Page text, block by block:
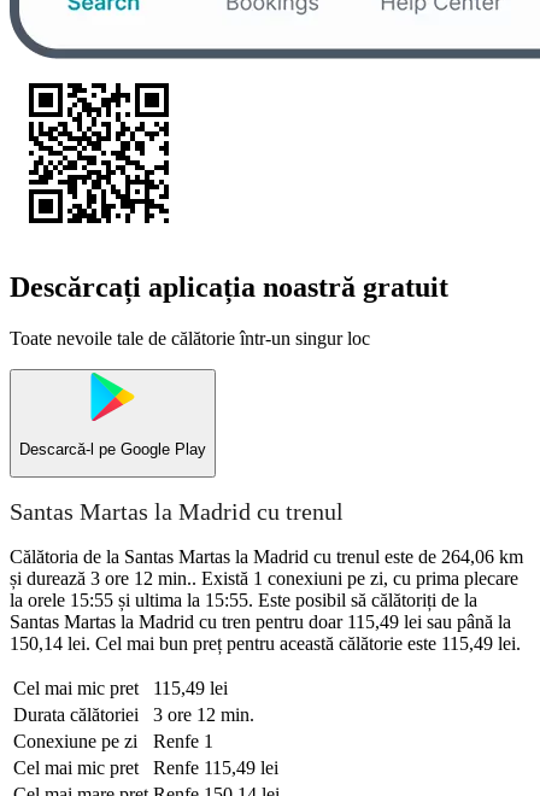
Descărcați aplicația noastră gratuit
Toate nevoile tale de călătorie într-un singur loc
Descarcă-l pe Google Play
Santas Martas la Madrid cu trenul
Călătoria de la Santas Martas la Madrid cu trenul este de 264,06 km
și durează 3 ore 12 min.. Există 1 conexiuni pe zi, cu prima plecare
la orele 15:55 și ultima la 15:55. Este posibil să călătoriți de la
Santas Martas la Madrid cu tren pentru doar 115,49 lei sau până la
150,14 lei. Cel mai bun preț pentru această călătorie este 115,49 lei.
Cel mai mic pret
115,49 lei
Durata călătoriei
3 ore 12 min.
Conexiune pe zi
Renfe 1
Cel mai mic pret
Renfe 115,49 lei